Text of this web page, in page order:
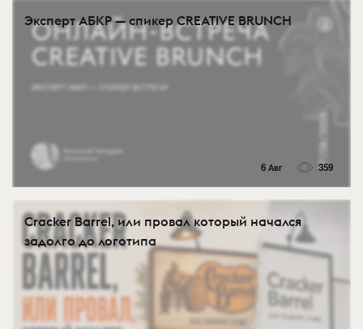
Эксперт АБКР — спикер CREATIVE BRUNCH
6 Авг 359
Cracker Barrel, или провал который начался
задолго до логотипа